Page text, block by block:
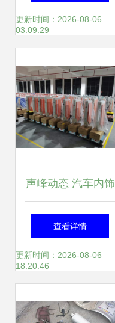
指南
更新时间：2026-08-06
03:09:29
声峰动态 汽车内饰
件领域的创新与突
破
查看详情
更新时间：2026-08-06
18:20:46